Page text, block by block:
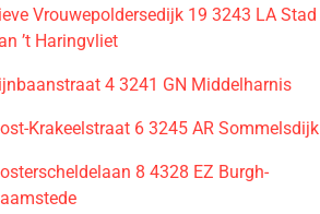
Vrouwepoldersedijk 19 3243 LA Stad
’t Haringvliet
4 3241 GN Middelharnis
Krakeelstraat 6 3245 AR Sommelsdijk
8 4328 EZ Burgh-